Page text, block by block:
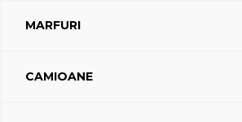
MARFURI
CAMIOANE